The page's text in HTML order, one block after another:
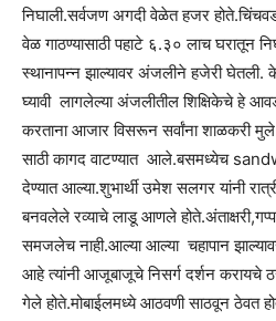
निघाली.सर्वजण अगदी वेळेत हजर
वेळ गाठण्यासाठी पहाटे ६.३० लाच घरातून
स्थानापन्न झाल्यावर अंजलीने हजेरी घेतली.
घ्यावी लागलेल्या अंजलीतील शिक्षिकेचे हे
करताना आजार विसरून सर्वांना शाळकरी मुले
साठी कागद वाटण्यात आले.बसमध्येच
देण्यात आल्या.शुभार्थी उमेश सलगर यांनी
बनवलेले रव्याचे लाडू आणले
समजलेच नाही.आल्या आल्या चहापान
आहे त्यांनी आजूबाजूचे निसर्ग दर्शन करायचे
गेले होते.मोबाईलमध्ये आठवणी साठवून ठेवत